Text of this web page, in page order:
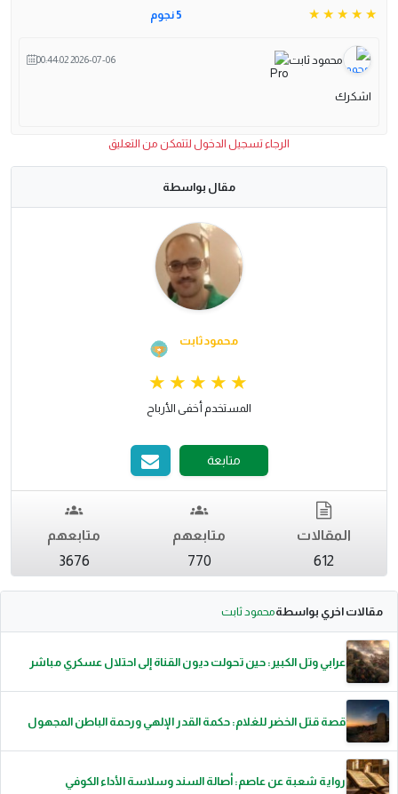
5 نجوم
محمود ثابت 2026-07-06 00:44:02
اشكرك
الرجاء تسجيل الدخول لتتمكن من التعليق
مقال بواسطة
محمود ثابت
المستخدم أخفى الأرباح
متابعة
المقالات
612
متابعهم
770
متابعهم
3676
مقالات اخري بواسطةمحمود ثابت
عرابي وتل الكبير: حين تحولت ديون القناة إلى احتلال عسكري مباشر
قصة قتل الخضر للغلام: حكمة القدر الإلهي ورحمة الباطن المجهول
رواية شعبة عن عاصم: أصالة السند وسلاسة الأداء الكوفي